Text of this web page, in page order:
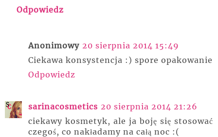
Odpowiedz
Anonimowy 20 sierpnia 2014 15:49
Ciekawa konsystencja :) spore opakowanie
Odpowiedz
sarinacosmetics 20 sierpnia 2014 21:26
ciekawy kosmetyk, ale ja boję się stosować
czegoś, co nakładamy na całą noc :(